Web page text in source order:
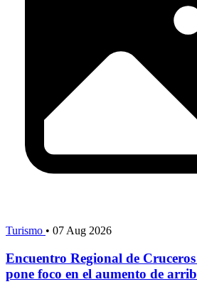
Turismo • 07 Aug 2026
Encuentro Regional de
pone foco en el aumento de